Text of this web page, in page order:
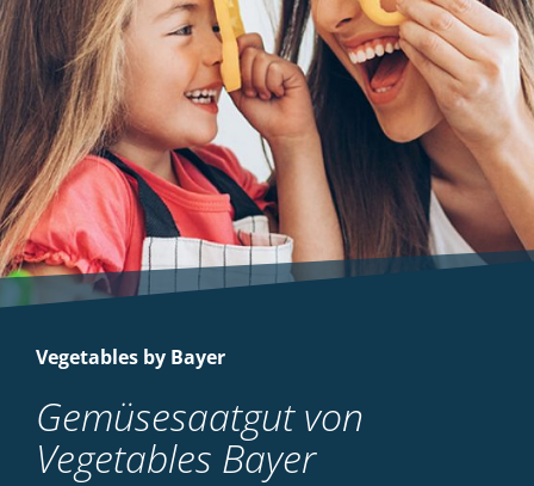
Vegetables by Bayer
Gemüsesaatgut von
Vegetables Bayer